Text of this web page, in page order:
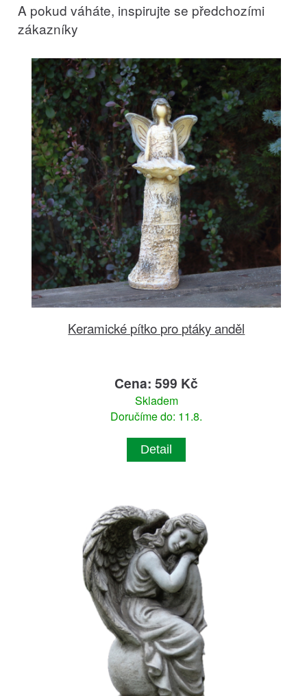
A pokud váháte, inspirujte se předchozími
zákazníky
Keramické pítko pro ptáky anděl
Cena: 599 Kč
Skladem
Doručíme do: 11.8.
Detail